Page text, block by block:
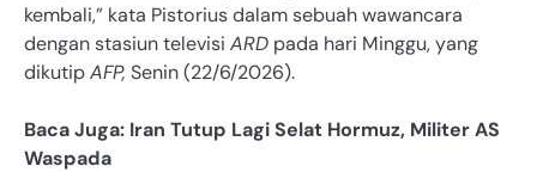
kembali,” kata Pistorius dalam sebuah wawancara
dengan stasiun televisi ARD pada hari Minggu, yang
dikutipAFP, Senin (22/6/2026).
Baca Juga: Iran Tutup Lagi Selat Hormuz, Militer AS
Waspada